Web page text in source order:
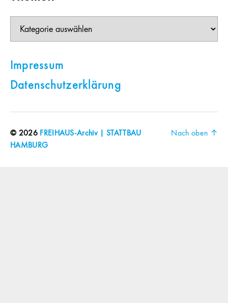
Impressum
Datenschutzerklärung
© 2026 FREIHAUS-Archiv | STATTBAU
HAMBURG
Nach oben ↑